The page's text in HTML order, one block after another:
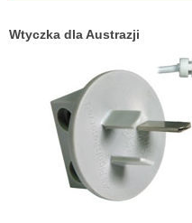
Wtyczka dla Austrazji